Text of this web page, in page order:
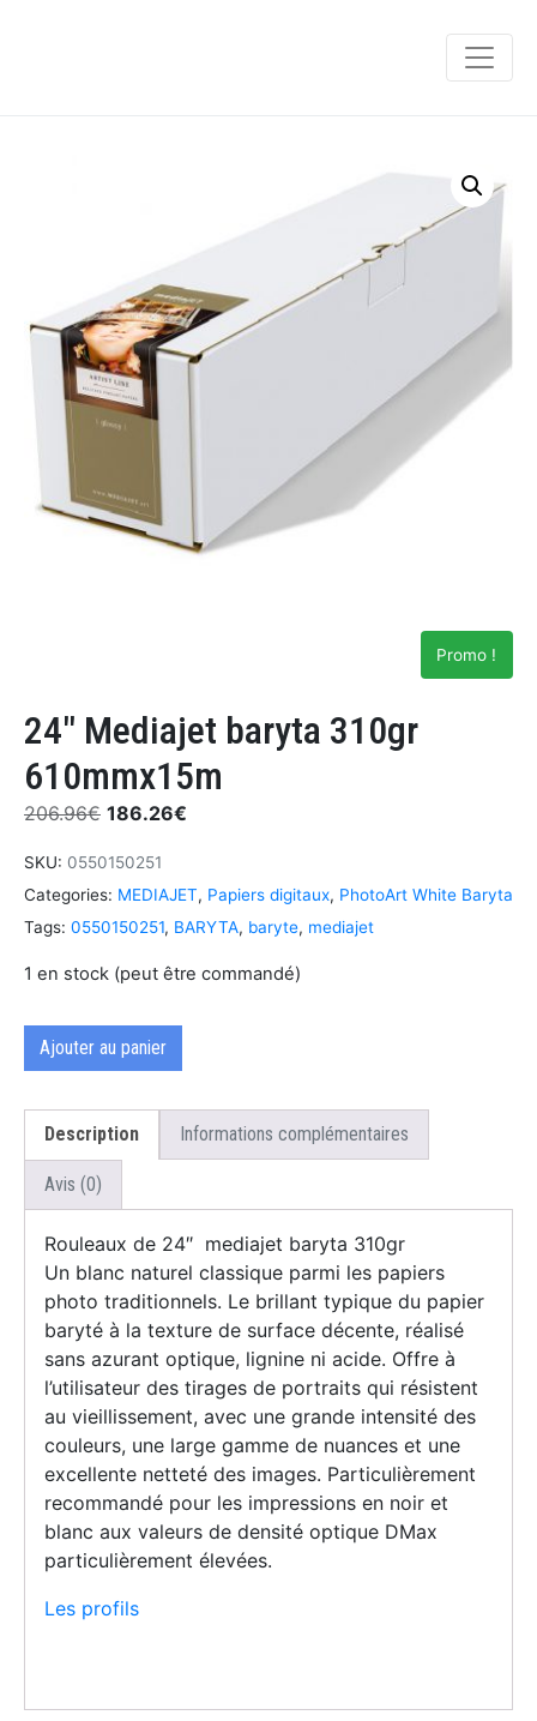
Promo !
24″ Mediajet baryta 310gr
610mmx15m
206.96€ 186.26€
SKU: 0550150251
Categories: MEDIAJET, Papiers digitaux, PhotoArt White Baryta
Tags: 0550150251, BARYTA, baryte, mediajet
1 en stock (peut être commandé)
Ajouter au panier
Description Informations complémentaires
Avis (0)
Rouleaux de 24″ mediajet baryta 310gr
Un blanc naturel classique parmi les papiers
photo traditionnels. Le brillant typique du papier
baryté à la texture de surface décente, réalisé
sans azurant optique, lignine ni acide. Offre à
l’utilisateur des tirages de portraits qui résistent
au vieillissement, avec une grande intensité des
couleurs, une large gamme de nuances et une
excellente netteté des images. Particulièrement
recommandé pour les impressions en noir et
blanc aux valeurs de densité optique DMax
particulièrement élevées.
Les profils